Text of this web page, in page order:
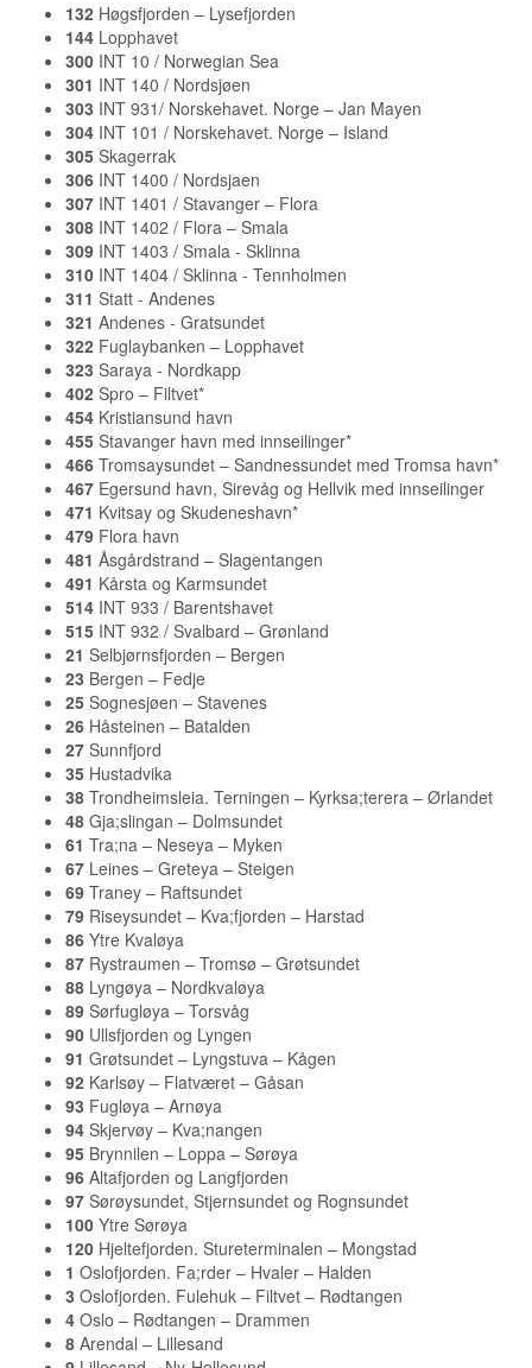
132 Høgsfjorden – Lysefjorden
144 Lopphavet
300 INT 10 / Norwegian Sea
301 INT 140 / Nordsjøen
303 INT 931/ Norskehavet. Norge – Jan Mayen
304 INT 101 / Norskehavet. Norge – Island
305 Skagerrak
306 INT 1400 / Nordsjaen
307 INT 1401 / Stavanger – Flora
308 INT 1402 / Flora – Smala
309 INT 1403 / Smala - Sklinna
310 INT 1404 / Sklinna - Tennholmen
311 Statt - Andenes
321 Andenes - Gratsundet
322 Fuglaybanken – Lopphavet
323 Saraya - Nordkapp
402 Spro – Filtvet*
454 Kristiansund havn
455 Stavanger havn med innseilinger*
466 Tromsaysundet – Sandnessundet med Tromsa havn*
467 Egersund havn, Sirevåg og Hellvik med innseilinger
471 Kvitsay og Skudeneshavn*
479 Flora havn
481 Åsgårdstrand – Slagentangen
491 Kårsta og Karmsundet
514 INT 933 / Barentshavet
515 INT 932 / Svalbard – Grønland
21 Selbjørnsfjorden – Bergen
23 Bergen – Fedje
25 Sognesjøen – Stavenes
26 Håsteinen – Batalden
27 Sunnfjord
35 Hustadvika
38 Trondheimsleia. Terningen – Kyrksa;terera – Ørlandet
48 Gja;slingan – Dolmsundet
61 Tra;na – Neseya – Myken
67 Leines – Greteya – Steigen
69 Traney – Raftsundet
79 Riseysundet – Kva;fjorden – Harstad
86 Ytre Kvaløya
87 Rystraumen – Tromsø – Grøtsundet
88 Lyngøya – Nordkvaløya
89 Sørfugløya – Torsvåg
90 Ullsfjorden og Lyngen
91 Grøtsundet – Lyngstuva – Kågen
92 Karlsøy – Flatværet – Gåsan
93 Fugløya – Arnøya
94 Skjervøy – Kva;nangen
95 Brynnilen – Loppa – Sørøya
96 Altafjorden og Langfjorden
97 Sørøysundet, Stjernsundet og Rognsundet
100 Ytre Sørøya
120 Hjeltefjorden. Stureterminalen – Mongstad
1 Oslofjorden. Fa;rder – Hvaler – Halden
3 Oslofjorden. Fulehuk – Filtvet – Rødtangen
4 Oslo – Rødtangen – Drammen
8 Arendal – Lillesand